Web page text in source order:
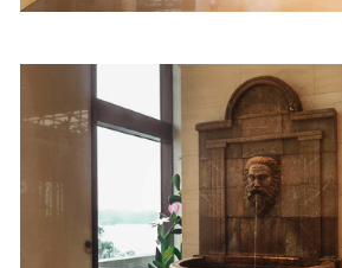
創意出版服務
歷史區
關於Yilan
活動實況記錄
媒體報導一覽